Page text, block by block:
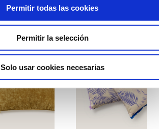
Permitir todas las cookies
Permitir la selección
Solo usar cookies necesarias